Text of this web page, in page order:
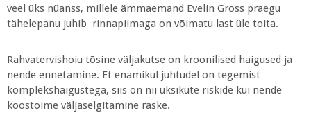
veel üks nüanss, millele ämmaemand Evelin Gross praegu
tähelepanu juhib  rinnapiimaga on võimatu last üle toita.
Rahvatervishoiu tõsine väljakutse on kroonilised haigused ja
nende ennetamine. Et enamikul juhtudel on tegemist
komplekshaigustega, siis on nii üksikute riskide kui nende
koostoime väljaselgitamine raske.